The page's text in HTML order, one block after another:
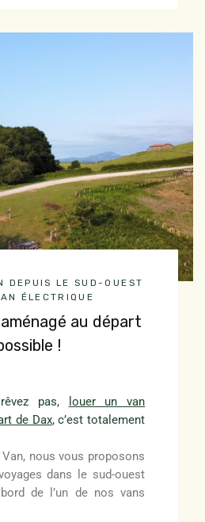
DEPUIS LE SUD-OUEST
ÉLECTRIQUE
au départ
!
pas,
louer un van
de Dax, c’est totalement
nous vous proposons
dans le sud-ouest
de l’un de nos vans